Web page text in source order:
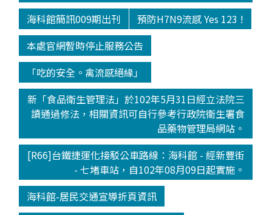
海科館簡訊009期出刊
預防H7N9流感 Yes 123 !
本處官網暫時停止服務公告
「吃的安全。禽流感絕緣」
新「食品衛生管理法」於102年5月31日經立法院三
讀通過修法，相關資訊可自行參考行政院衛生署食
品藥物管理局網站。
[R66]台鐵捷運化接駁公車路線：海科館 - 經新豐街
- 七堵車站，自102年08月09日起實施。
海科館-居民交通宣導折頁資訊